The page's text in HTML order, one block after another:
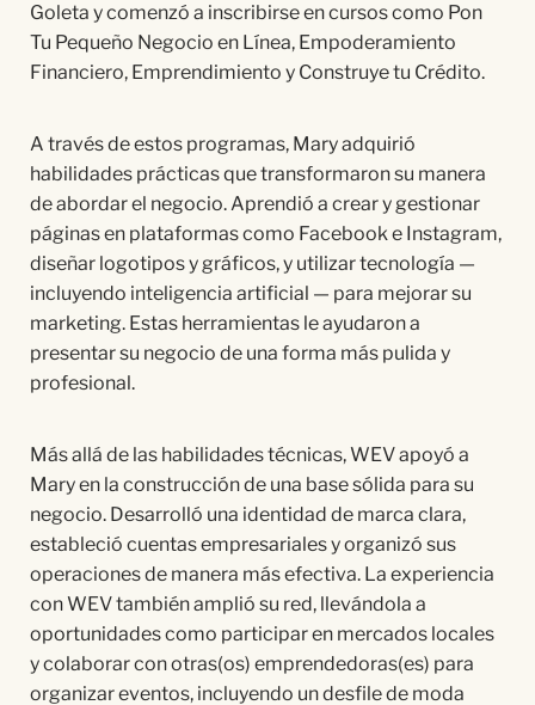
Goleta y comenzó a inscribirse en cursos como Pon
Tu Pequeño Negocio en Línea, Empoderamiento
Financiero, Emprendimiento y Construye tu Crédito.
A través de estos programas, Mary adquirió
habilidades prácticas que transformaron su manera
de abordar el negocio. Aprendió a crear y gestionar
páginas en plataformas como Facebook e Instagram,
diseñar logotipos y gráficos, y utilizar tecnología —
incluyendo inteligencia artificial — para mejorar su
marketing. Estas herramientas le ayudaron a
presentar su negocio de una forma más pulida y
profesional.
Más allá de las habilidades técnicas, WEV apoyó a
Mary en la construcción de una base sólida para su
negocio. Desarrolló una identidad de marca clara,
estableció cuentas empresariales y organizó sus
operaciones de manera más efectiva. La experiencia
con WEV también amplió su red, llevándola a
oportunidades como participar en mercados locales
y colaborar con otras(os) emprendedoras(es) para
organizar eventos, incluyendo un desfile de moda